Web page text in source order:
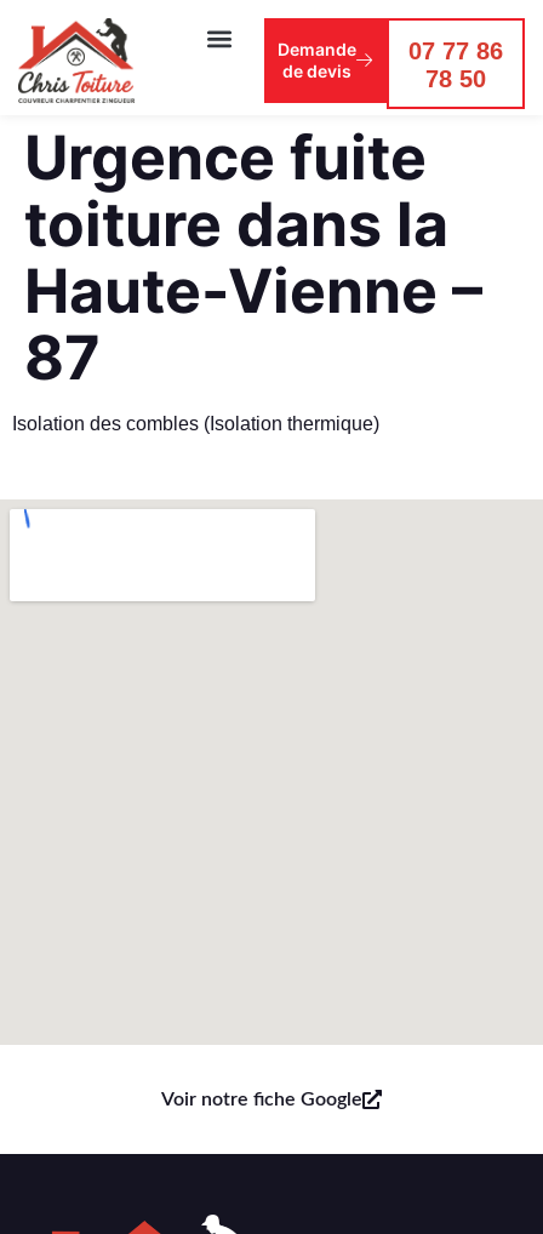
07 77 86
78 50
Demande
de devis
Urgence fuite
toiture dans la
Haute-Vienne –
87
Isolation des combles (Isolation thermique)
Voir notre fiche Google